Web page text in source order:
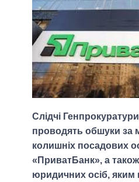
Слідчі
проводять обшуки за
колишніх посадових
«ПриватБанк», а
юридичних осіб, яким